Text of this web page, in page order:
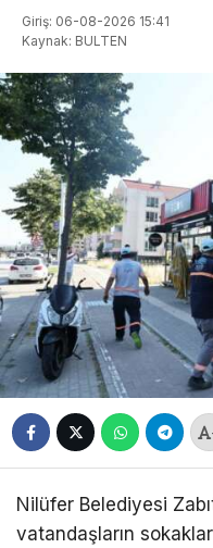
Giriş: 06-08-2026 15:41
Kaynak: BULTEN
Nilüfer Belediyesi
vatandaşların